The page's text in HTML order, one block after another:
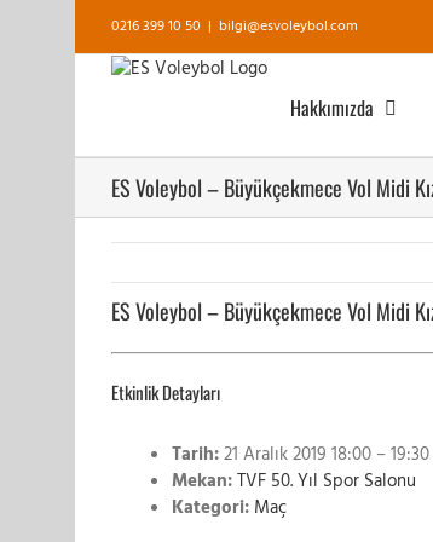
0216 399 10 50 | bilgi@esvoleybol.com
Hakkımızda
ES Voleybol – Büyükçekmece Vol Midi
ES Voleybol – Büyükçekmece Vol Midi
Etkinlik Detayları
Tarih:21 Aralık 2019 18:00 –19:30
Mekan:TVF 50. Yıl Spor Salonu
Kategori: Maç